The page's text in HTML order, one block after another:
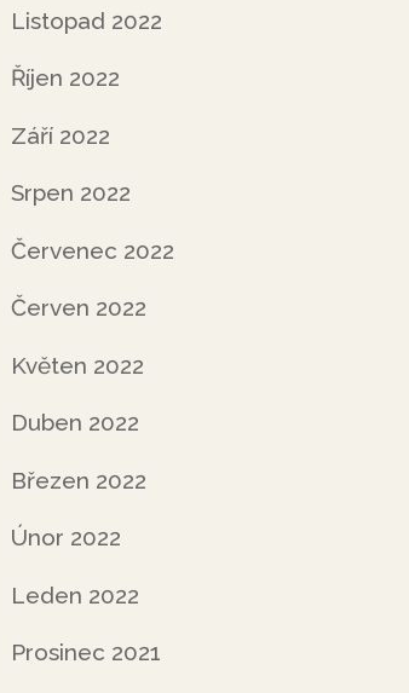
Listopad 2022
Říjen 2022
Září 2022
Srpen 2022
Červenec 2022
Červen 2022
Květen 2022
Duben 2022
Březen 2022
Únor 2022
Leden 2022
Prosinec 2021